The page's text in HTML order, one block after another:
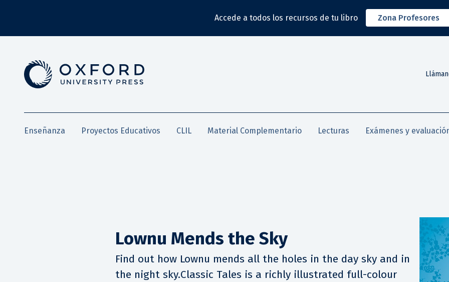
Accede a todos los recursos de tu libro Zona Profesores
Enseñanza Proyectos Educativos CLIL Material Complementario Lecturas Exámenes y
Lownu Mends the Sky
Find out how Lownu mends all the holes in the day sky and in
the night sky.Classic Tales is a richly illustrated full-colour